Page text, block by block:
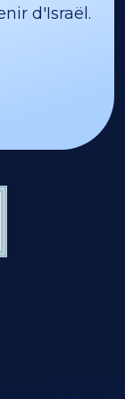
d'Israël.